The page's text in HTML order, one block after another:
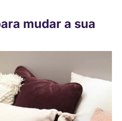
mudar a sua